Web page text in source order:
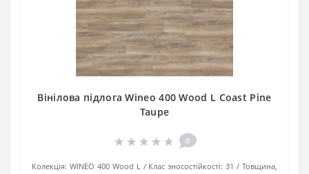
Вінілова підлога Wineo 400 Wood L Coast Pine
Taupe
0
Колекція: WINEO 400 Wood L Клас зносостійкості: 31
Товщина,